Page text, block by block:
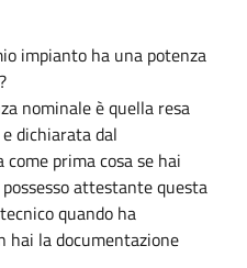
impianto ha una potenza
nominale è quella resa
dichiarata dal
prima cosa se hai
attestante questa
quando ha
hai la documentazione